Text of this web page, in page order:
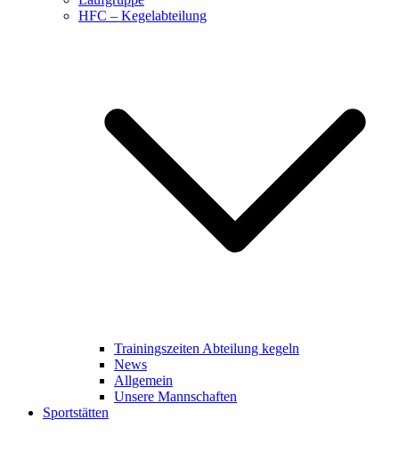
HFC – Kegelabteilung
Trainingszeiten Abteilung kegeln
News
Allgemein
Unsere Mannschaften
Sportstätten